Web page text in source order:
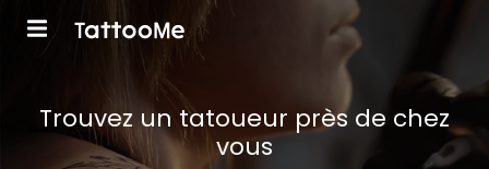
Trouvez un tatoueur près de chez
vous